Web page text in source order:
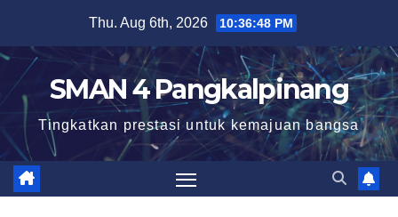
content
Thu. Aug 6th, 2026 10:36:49 PM
SMAN 4 Pangkalpinang
Tingkatkan prestasi untuk kemajuan bangsa